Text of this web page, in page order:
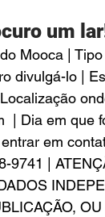
um
Mooca |
divulgá-lo |
| Dia em que
em
9741 |